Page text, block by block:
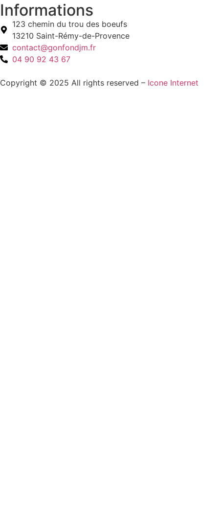
Informations
123 chemin du trou des boeufs
13210 Saint-Rémy-de-Provence
contact@gonfondjm.fr
04 90 92 43 67
Copyright © 2025 All rights reserved – Icone Internet